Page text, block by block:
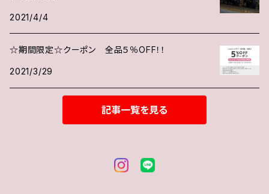
2021/4/4
☆期間限定☆クーポン 全品５％OFF！！
2021/3/29
記事一覧を見る